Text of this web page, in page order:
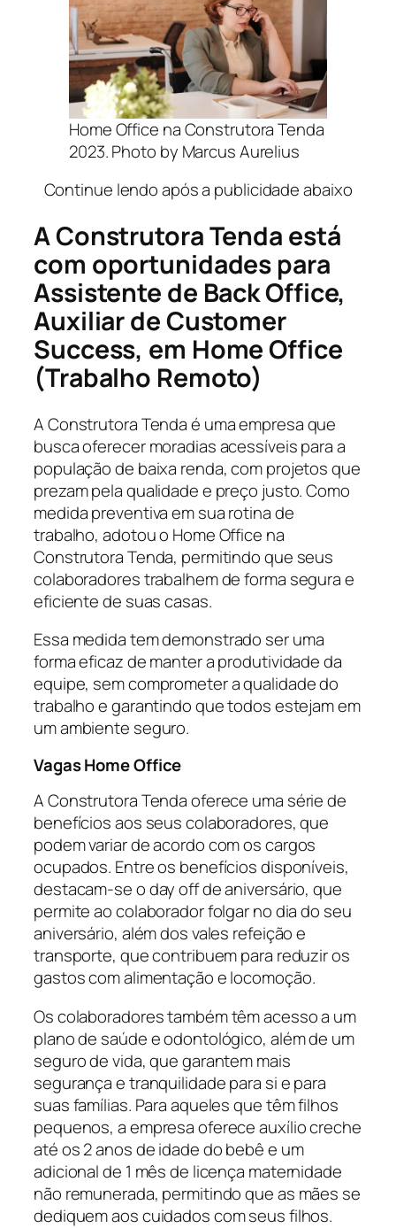
Home Office na Construtora Tenda
2023. Photo by Marcus Aurelius
Continue lendo após a publicidade abaixo
A Construtora Tenda está
com oportunidades para
Assistente de Back Office,
Auxiliar de Customer
Success, em Home Office
(Trabalho Remoto)
A Construtora Tenda é uma empresa que
busca oferecer moradias acessíveis para a
população de baixa renda, com projetos que
prezam pela qualidade e preço justo. Como
medida preventiva em sua rotina de
trabalho, adotou o Home Office na
Construtora Tenda, permitindo que seus
colaboradores trabalhem de forma segura e
eficiente de suas casas.
Essa medida tem demonstrado ser uma
forma eficaz de manter a produtividade da
equipe, sem comprometer a qualidade do
trabalho e garantindo que todos estejam em
um ambiente seguro.
Vagas Home Office
A Construtora Tenda oferece uma série de
benefícios aos seus colaboradores, que
podem variar de acordo com os cargos
ocupados. Entre os benefícios disponíveis,
destacam-se o day off de aniversário, que
permite ao colaborador folgar no dia do seu
aniversário, além dos vales refeição e
transporte, que contribuem para reduzir os
gastos com alimentação e locomoção.
Os colaboradores também têm acesso a um
plano de saúde e odontológico, além de um
seguro de vida, que garantem mais
segurança e tranquilidade para si e para
suas famílias. Para aqueles que têm filhos
pequenos, a empresa oferece auxílio creche
até os 2 anos de idade do bebê e um
adicional de 1 mês de licença maternidade
não remunerada, permitindo que as mães se
dediquem aos cuidados com seus filhos.